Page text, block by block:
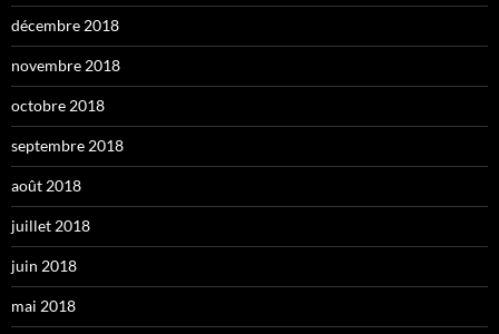
décembre 2018
novembre 2018
octobre 2018
septembre 2018
août 2018
juillet 2018
juin 2018
mai 2018